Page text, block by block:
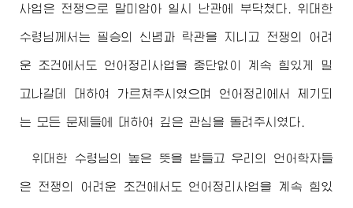
사업은 전쟁으로 말미암아 일시 난관에 부닥쳤다. 위대한
수령님 께서는 필승의 신념과 락관을 지니고 전쟁의 어려
운 조건에서도 언어정리사업을 중단없이 계속 힘있게 밀
고나갈데 대하여 가르쳐주시였으며 언어정리에서 제기되
는 모든 문제들에 대하여 깊은 관심을 돌려주시였다.
위대한 수령님 의 높은 뜻을 받들고 우리의 언어학자들
은 전쟁의 어려운 조건에서도 언어정리사업을 계속 힘있